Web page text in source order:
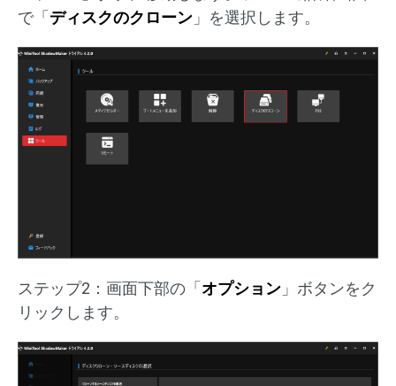
で「 ディスクのクローン 」を選択します。
ステップ2：画面下部の「 オプション 」ボタンをク
リックします。